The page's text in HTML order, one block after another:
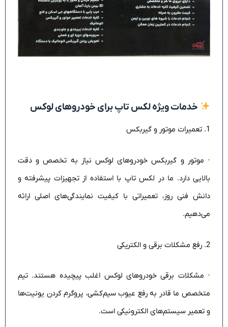
خدمات ویژه لکس تاپ برای خودروهای لوکس
1. تعمیرات موتور و گیربکس
· موتور و گیربکس خودروهای لوکس نیاز به تخصص و دقت
بالایی دارد. ما در لکس تاپ با استفاده از تجهیزات پیشرفته و
دانش فنی روز، تعمیراتی با کیفیت نمایندگی‌های اصلی ارائه
می‌دهیم.
2. رفع مشکلات برقی و الکتریکی
· مشکلات برقی خودروهای لوکس اغلب پیچیده هستند. تیم
متخصص ما قادر به رفع عیوب سیم‌کشی، پروگرم کردن یونیت‌ها
و تعمیر سیستم‌های الکترونیکی است.